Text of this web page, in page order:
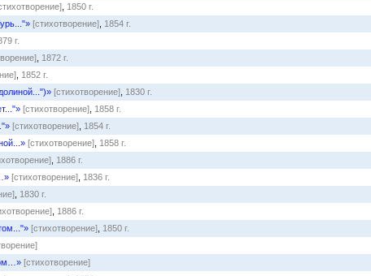
1850 г.
[стихотворение] 1854 г.
г.
1872 г.
1852 г.
[стихотворение] 1830 г.
[стихотворение] 1858 г.
[стихотворение] 1854 г.
[стихотворение] 1858 г.
1886 г.
[стихотворение] 1836 г.
1830 г.
1886 г.
[стихотворение] 1850 г.
[стихотворение]